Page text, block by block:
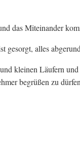
das Miteinander
gesorgt, alles
kleinen Läufern
begrüßen zu